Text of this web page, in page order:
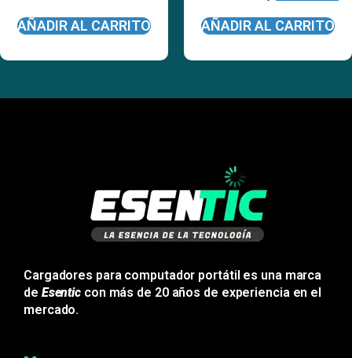
AÑADIR AL CARRITO AÑADIR AL CARRITO
Cargadores para computador portátil es una marca
de Esentic con más de 20 años de experiencia en el
mercado.